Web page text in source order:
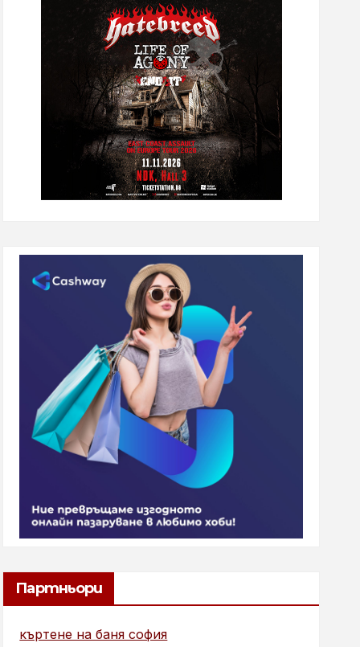
Партньори
къртене на баня софия